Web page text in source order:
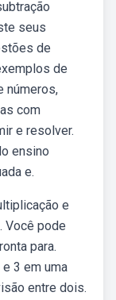
seus
de
de
números,
com
e resolver.
ensino
e.
e
Você pode
para.
3 em uma
entre dois.